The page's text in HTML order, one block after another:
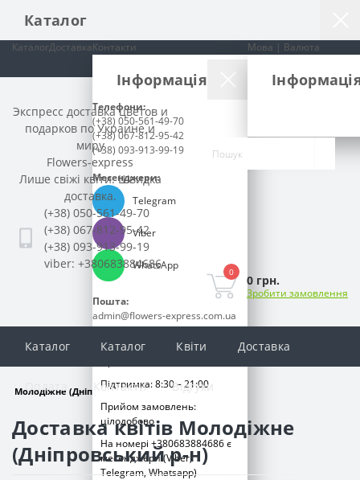
Каталог
КаталогДоставкаКонтакти
Інформація
Телефони:
(+38) 050-561-49-70
(+38) 067-812-95-42
(+38) 093-913-99-19
Месенджери:
Telegram
Viber
WhatsApp
Пошта:
admin@flowers-express.com.ua
Час роботи:
Підтримка: 8:30 – 21:00
Прийом замовлень:
цілодобово
На номері +380683884686 є
месенджери (Viber,
Telegram, Whatsapp)
Мова | Валюта
Экспресс доставка цветов и
подарков по Украине и
миру
Flowers-express
Лише свіжі квіти. Швидка
доставка.
(+38) 050-561-49-70
(+38) 067-812-95-42
(+38) 093-913-99-19
viber: +380683884686
0
0 грн.
Зробити замовлення
Каталог Каталог Квіти Доставка
Оплата Контакти Відгуки
Молодіжне (Дніпровський р-н) 600 грн
Доставка квітів Молодіжне
(Дніпровський р-н)